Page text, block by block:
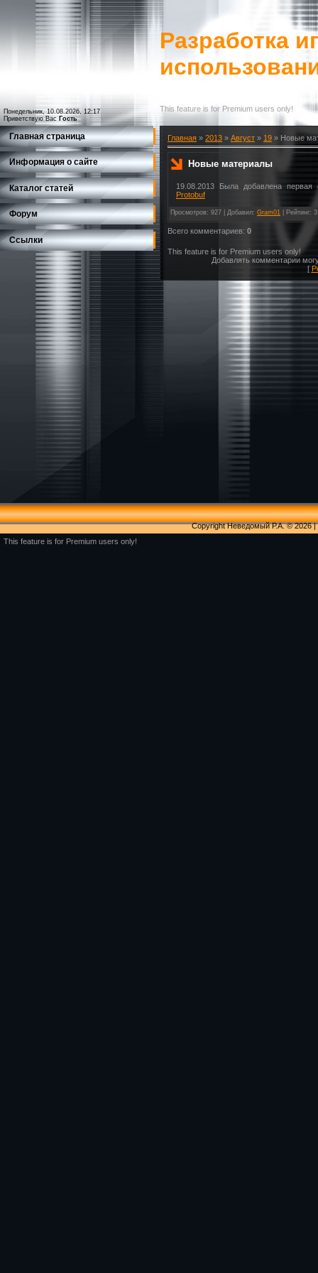
Понедельник, 10.08.2026, 12:17
Приветствую Вас Гость
Разработка
This feature is for Premium users only!
Главная страница
Информация о сайте
Каталог статей
Форум
Ссылки
Главная » 2013 » Август » 19 » Новые
Новые материалы
19.08.2013 Была добавлена
Protobuf
Просмотров: 927 | Добавил: Gram01 Рейтинг:
Всего комментариев: 0
This feature is for Premium users only!
Добавлять комментарии
[
Copyright Неведомый Р.А. © 2026|
This feature is for Premium users only!